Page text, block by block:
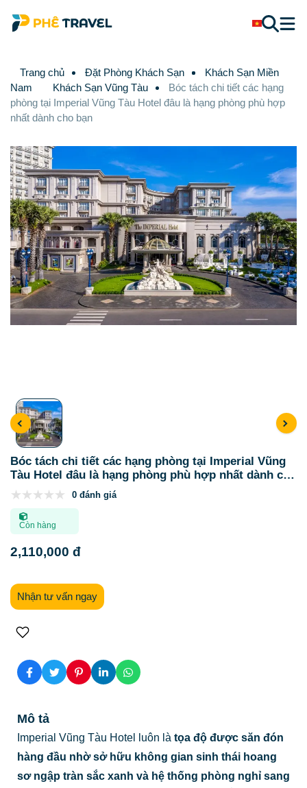
Trang chủ Đặt Phòng Khách Sạn
Khách Sạn Miền
Nam
Khách Sạn Vũng Tàu
Bóc tách chi tiết các hạng
phòng tại Imperial Vũng Tàu Hotel đâu là hạng phòng phù hợp
nhất dành cho bạn
Bóc tách chi tiết các hạng phòng tại Imperial Vũng
Tàu Hotel đâu là hạng phòng phù hợp nhất dành cho
bạn
0 đánh giá
Còn hàng
2,110,000 đ
Nhận tư vấn ngay
Mô tả
Imperial Vũng Tàu Hotel luôn là tọa độ được săn đón
hàng đầu nhờ sở hữu không gian sinh thái hoang
sơ ngập tràn sắc xanh và hệ thống phòng nghỉ sang